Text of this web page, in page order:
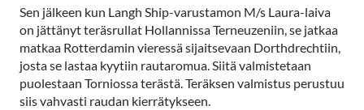
Sen jälkeen kun Langh Ship-varustamon M/s Laura-laiva
on jättänyt teräsrullat Hollannissa Terneuzeniin, se jatkaa
matkaa Rotterdamin vieressä sijaitsevaan Dorthdrechtiin,
josta se lastaa kyytiin rautaromua. Siitä valmistetaan
puolestaan Torniossa terästä. Teräksen valmistus perustuu
siis vahvasti raudan kierrätykseen.